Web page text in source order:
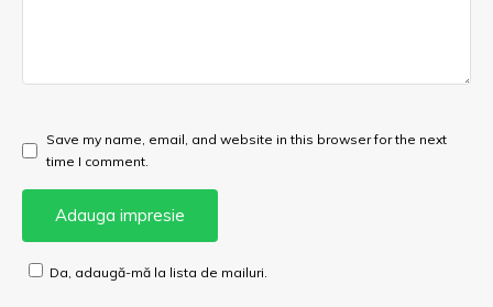
Save my name, email, and website in this browser for the next
time I comment.
Da, adaugă-mă la lista de mailuri.